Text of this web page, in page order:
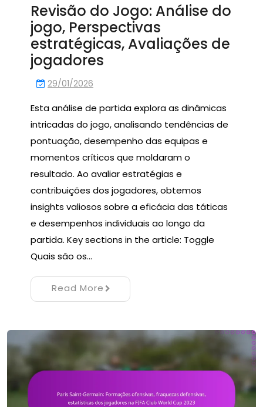
Revisão do Jogo: Análise do
jogo, Perspectivas
estratégicas, Avaliações de
jogadores
29/01/2026
Esta análise de partida explora as dinâmicas
intricadas do jogo, analisando tendências de
pontuação, desempenho das equipas e
momentos críticos que moldaram o
resultado. Ao avaliar estratégias e
contribuições dos jogadores, obtemos
insights valiosos sobre a eficácia das táticas
e desempenhos individuais ao longo da
partida. Key sections in the article: Toggle
Quais são os…
Read More